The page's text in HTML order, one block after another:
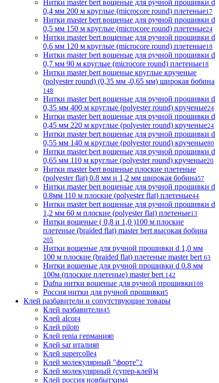
Нитки master bert вощеные для ручной прошивки d
0,4 мм 200 м круглые (microcore round) плетеные17
Нитки master bert вощеные для ручной прошивки d
0,5 мм 150 м круглые (microcore round) плетеные24
Нитки master bert вощеные для ручной прошивки d
0,6 мм 120 м круглые (microcore round) плетеные18
Нитки master bert вощеные для ручной прошивки d
0,7 мм 90 м круглые (microcore round) плетеные18
Нитки master bert вощеные круглые крученые
(polyester round) (0,35 мм -0,65 мм) широкая бобина
148
Нитки master bert вощеные для ручной прошивки d
0,35 мм 400 м круглые (polyester round) крученые24
Нитки master bert вощеные для ручной прошивки d
0,45 мм 220 м круглые (polyester round) крученые24
Нитки master bert вощеные для ручной прошивки d
0,55 мм 140 м круглые (polyester round) крученые80
Нитки master bert вощеные для ручной прошивки d
0,65 мм 110 м круглые (polyester round) крученые20
Нитки master bert вощеные плоские плетеные
(polyester flat) 0.8 мм и 1,2 мм широкая бобина57
Нитки master bert вощеные для ручной прошивки d
0.8мм 110 м плоские (polyester flat) плетеные44
Нитки master bert вощеные для ручной прошивки d
1,2 мм 60 м плоские (polyester flat) плетеные13
Нитки вощеные ( 0,8 и 1,0 )100 м плоские
плетеные (braided flat) master bert высокая бобина
205
Нитки вощеные для ручной прошивки d 1,0 мм
100 м плоские (braided flat) плетеные master bert 63
Нитки вощеные для ручной прошивки d 0.8 мм
100м (плоские плетеные) master bert 142
Dafna нитки вощеные для ручной прошивки108
Россия нитки для ручной прошивки5
Клей разбавители и сопутствующие товары
Клей разбавители45
Клей alcor4
Клей pilot0
Клей renia германия0
Клей sar италия8
Клей supercolle4
Клей молекулярный "форте"2
Клей молекулярный (супер-клей)4
Клей россия новбытхим4